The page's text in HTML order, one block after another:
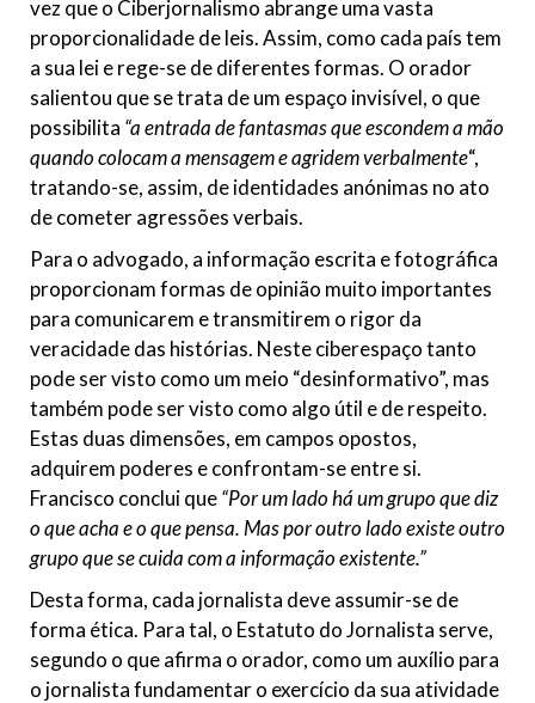
vez que o Ciberjornalismo abrange uma vasta
proporcionalidade de leis. Assim, como cada país tem
a sua lei e rege-se de diferentes formas. O orador
salientou que se trata de um espaço invisível, o que
possibilita “a entrada de fantasmas que escondem a mão
quando colocam a mensagem e agridem verbalmente“,
tratando-se, assim, de identidades anónimas no ato
de cometer agressões verbais.
Para o advogado, a informação escrita e fotográfica
proporcionam formas de opinião muito importantes
para comunicarem e transmitirem o rigor da
veracidade das histórias. Neste ciberespaço tanto
pode ser visto como um meio “desinformativo”, mas
também pode ser visto como algo útil e de respeito.
Estas duas dimensões, em campos opostos,
adquirem poderes e confrontam-se entre si.
Francisco conclui que“Por um lado há um grupo que diz
o que acha e o que pensa. Mas por outro lado existe outro
grupo que se cuida com a informação existente.”
Desta forma, cada jornalista deve assumir-se de
forma ética. Para tal, o Estatuto do Jornalista serve,
segundo o que afirma o orador, como um auxílio para
o jornalista fundamentar o exercício da sua atividade